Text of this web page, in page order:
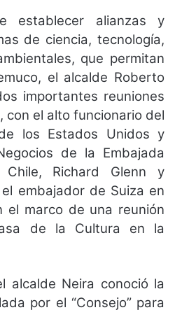
establecer alianzas y
de ciencia, tecnología,
que permitan
el alcalde Roberto
importantes reuniones
con el alto funcionario del
los Estados Unidos y
de la Embajada
Chile, Richard Glenn y
embajador de Suiza en
el marco de una reunión
de la Cultura en la
alcalde Neira conoció la
por el “Consejo” para